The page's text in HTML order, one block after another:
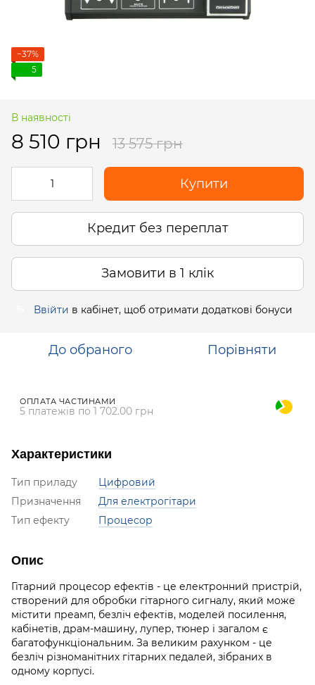
−37%
5
В наявності
8 510 грн 13 575 грн
Купити
Кредит без переплат
Замовити в 1 клік
Ввійти в кабінет, щоб отримати додаткові бонуси
До обраного Порівняти
ОПЛАТА ЧАСТИНАМИ
5 платежів по 1 702.00 грн
Характеристики
Тип приладу
Цифровий
Призначення
Для електрогітари
Тип ефекту
Процесор
Опис
Гітарний процесор ефектів - це електронний пристрій,
створений для обробки гітарного сигналу, який може
містити преамп, безліч ефектів, моделей посилення,
кабінетів, драм-машину, лупер, тюнер і загалом є
багатофункціональним. За великим рахунком - це
безліч різноманітних гітарних педалей, зібраних в
одному корпусі.